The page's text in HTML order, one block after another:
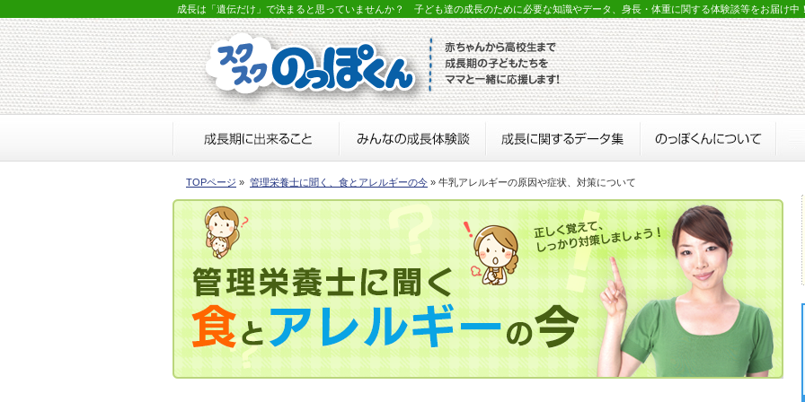
成長は「遺伝だけ」で決まると思っていませんか？ 子ども達の成長のために必要な知識やデータ、身長・体重に関する体験談等をお届け中
TOPページ » 管理栄養士に聞く、食とアレルギーの今 » 牛乳アレルギーの原因や症状、対策について